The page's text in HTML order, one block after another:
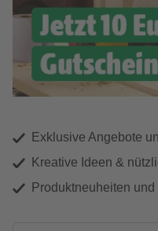
Exklusive Angebote
Kreative Ideen &
Produktneuheiten